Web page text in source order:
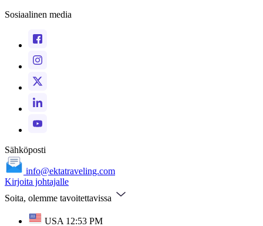
Sosiaalinen media
Sähköposti
info@ektatraveling.com
Kirjoita johtajalle
Soita, olemme tavoitettavissa
USA 12:53 PM